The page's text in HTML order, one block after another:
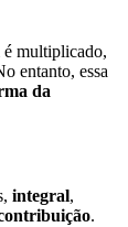
é multiplicado,
entanto, essa
da
integral,
.